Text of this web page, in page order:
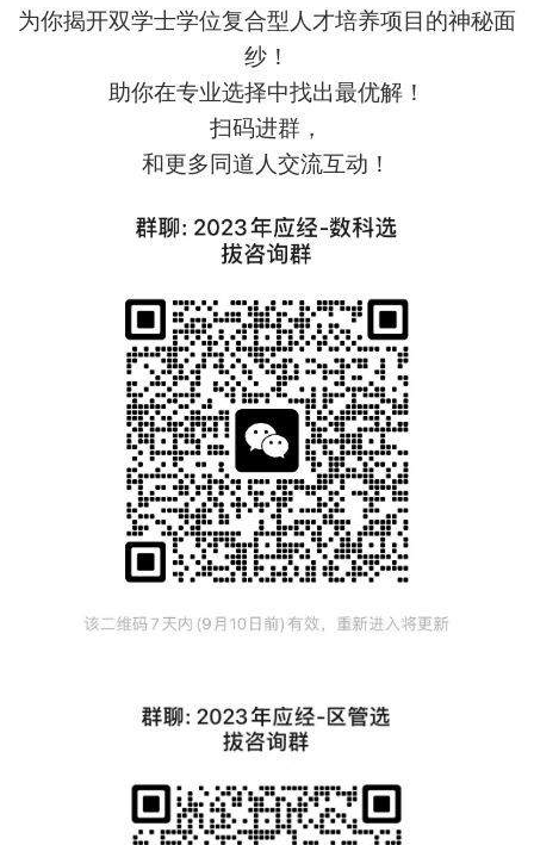
为你揭开双学士学位复合型人才培养项目的神秘面
纱！
助你在专业选择中找出最优解！
扫码进群，
和更多同道人交流互动！